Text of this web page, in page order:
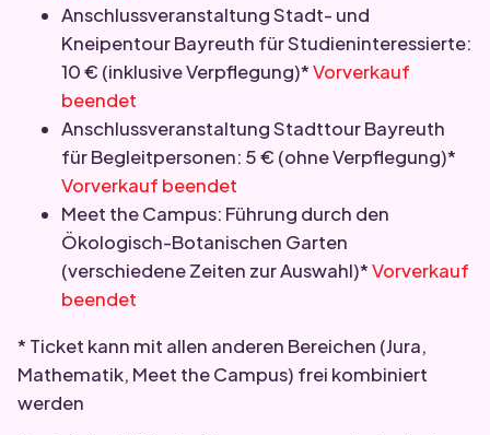
Anschlussveranstaltung Stadt- und
Kneipentour Bayreuth für Studieninteressierte:
10 € (inklusive Verpflegung)*Vorverkauf
beendet
Anschlussveranstaltung Stadttour Bayreuth
für Begleitpersonen: 5 € (ohne Verpflegung)*
Vorverkauf beendet
Meet the Campus: Führung durch den
Ökologisch-Botanischen Garten
(verschiedene Zeiten zur Auswahl)*Vorverkauf
beendet
* Ticket kann mit allen anderen Bereichen (Jura,
Mathematik, Meet the Campus) frei kombiniert
werden